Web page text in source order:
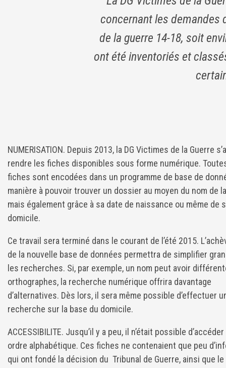
concernant les
de la guerre 14-18, soit
ont été inventoriés et
NUMERISATION. Depuis 2013, la DG Victimes de la Guerre
rendre les fiches disponibles sous forme numérique.
fiches sont encodées dans un programme de base de
manière à pouvoir trouver un dossier au moyen du nom de
mais également grâce à sa date de naissance ou même de
domicile.
Ce travail sera terminé dans le courant de l’été 2015.
de la nouvelle base de données permettra de simplifier
les recherches. Si, par exemple, un nom peut avoir
orthographes, la recherche numérique offrira davantage
d’alternatives. Dès lors, il sera même possible d’effectuer
recherche sur la base du domicile.
ACCESSIBILITE. Jusqu’il y a peu, il n’était possible
ordre alphabétique. Ces fiches ne contenaient que peu
qui ont fondé la décision du Tribunal de Guerre, ainsi que